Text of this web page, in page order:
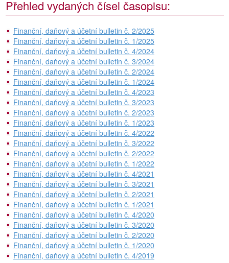
Přehled vydaných čísel časopisu:
Finanční, daňový a účetní bulletin č. 2/2025
Finanční, daňový a účetní bulletin č. 1/2025
Finanční, daňový a účetní bulletin č. 4/2024
Finanční, daňový a účetní bulletin č. 3/2024
Finanční, daňový a účetní bulletin č. 2/2024
Finanční, daňový a účetní bulletin č. 1/2024
Finanční, daňový a účetní bulletin č. 4/2023
Finanční, daňový a účetní bulletin č. 3/2023
Finanční, daňový a účetní bulletin č. 2/2023
Finanční, daňový a účetní bulletin č. 1/2023
Finanční, daňový a účetní bulletin č. 4/2022
Finanční, daňový a účetní bulletin č. 3/2022
Finanční, daňový a účetní bulletin č. 2/2022
Finanční, daňový a účetní bulletin č. 1/2022
Finanční, daňový a účetní bulletin č. 4/2021
Finanční, daňový a účetní bulletin č. 3/2021
Finanční, daňový a účetní bulletin č. 2/2021
Finanční, daňový a účetní bulletin č. 1/2021
Finanční, daňový a účetní bulletin č. 4/2020
Finanční, daňový a účetní bulletin č. 3/2020
Finanční, daňový a účetní bulletin č. 2/2020
Finanční, daňový a účetní bulletin č. 1/2020
Finanční, daňový a účetní bulletin č. 4/2019